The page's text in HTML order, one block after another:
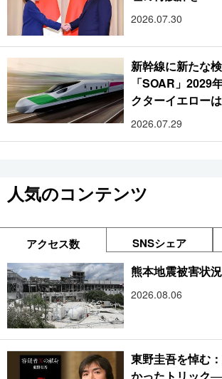
2026.07.30
新幹線に新たな
「SOAR」2029
クターイエロー
2026.07.29
人気のコンテンツ
アクセス数 SNSシェア
熊本地震被害状況
2026.08.06
東野圭吾を悼む